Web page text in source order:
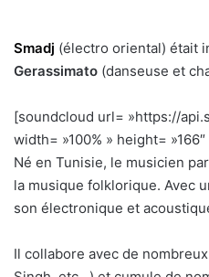
Smadj (électro oriental) était
Gerassimato (danseuse et
[soundcloud url= »https://
width= »100% » height=
Né en Tunisie, le musicien
la musique folklorique. Avec
son électronique et
Il collabore avec de